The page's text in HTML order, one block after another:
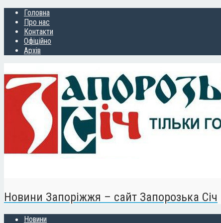
Головна
Про нас
Контакти
Офіційно
Архів
Новини Запоріжжя – сайт Запорозька Січ
Новини